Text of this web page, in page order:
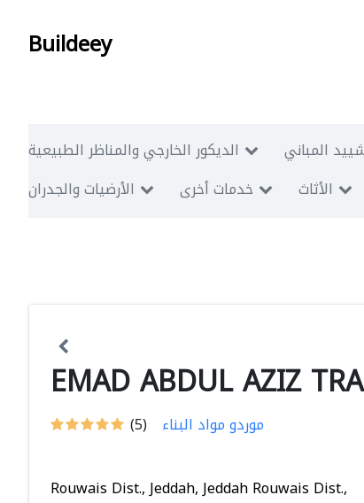
Buildeey
الديكور الخارجي والمناظر الطبيعية المباني
الأرضيات والجدران
خدمات أخرى الأثاث
EMAD ABDUL AZIZ
(5) موردو مواد البناء
Rouwais Dist., Jeddah, Jeddah Rouwais Dist.,